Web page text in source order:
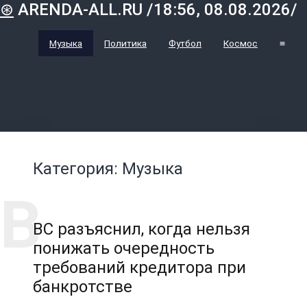
⊛ ARENDA-ALL.RU /18:56, 08.08.2026/
Музыка Политика Футбол Космос ≡
Категория: Музыка
ВС разъяснил, когда нельзя
понижать очередность
требований кредитора при
банкротстве